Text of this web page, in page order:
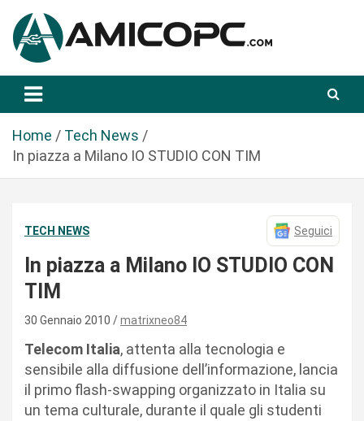
a
Amicopc.com
Home
Tech News
In piazza a Milano IO STUDIO CON TIM
TECH NEWS Seguici
In piazza a Milano IO STUDIO CON
TIM
30 Gennaio 2010 matrixneo84
Telecom Italia, attenta alla tecnologia e
sensibile alla diffusione dell’informazione, lancia
il primo flash-swapping organizzato in Italia su
un tema culturale, durante il quale gli studenti